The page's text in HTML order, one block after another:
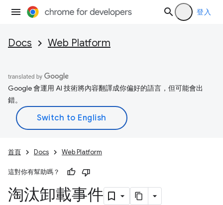
登入
Docs Web Platform
Google 會運用 AI 技術將內容翻譯成你偏好的語言，但可能會出
錯。
首頁 Docs Web Platform
這對你有幫助嗎？
淘汰卸載事件